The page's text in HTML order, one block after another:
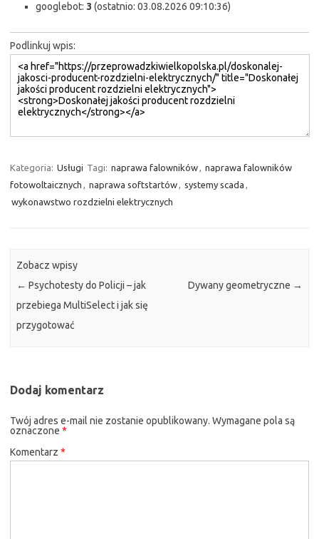
googlebot: 3 (ostatnio: 03.08.2026 09:10:36)
Podlinkuj wpis:
Kategoria: Usługi Tagi: naprawa falowników, naprawa falowników
fotowoltaicznych , naprawa softstartów, systemy scada ,
wykonawstwo rozdzielni elektrycznych
Zobacz wpisy
← Psychotesty do Policji – jak
przebiega MultiSelect i jak się
przygotować
Dywany geometryczne →
Dodaj komentarz
Twój adres e-mail nie zostanie opublikowany. Wymagane pola są
oznaczone *
Komentarz *